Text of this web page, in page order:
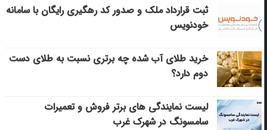
ثبت قرارداد ملک و صدور کد رهگیری رایگان با سامانه
خودنویس
خرید طلای آب شده چه برتری نسبت به طلای دست
دوم دارد؟
لیست نمایندگی های برتر فروش و تعمیرات
سامسونگ در شهرک غرب